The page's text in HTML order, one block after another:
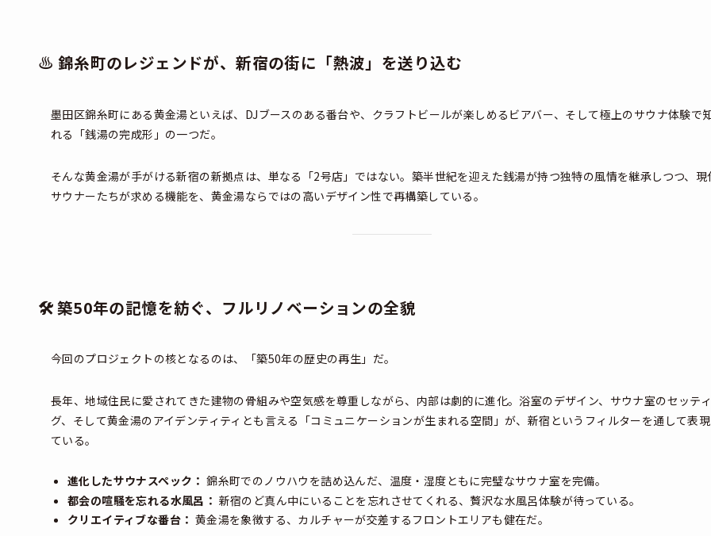
♨️ 錦糸町のレジェンドが、新宿の街に「熱波」を送り込む
墨田区錦糸町にある黄金湯といえば、DJブースのある番台や、クラフトビールが楽しめるビアバー、そして極上のサウナ体験で
れる「銭湯の完成形」の一つだ。
そんな黄金湯が手がける新宿の新拠点は、単なる「2号店」ではない。築半世紀を迎えた銭湯が持つ独特の風情を継承しつつ、現
サウナーたちが求める機能を、黄金湯ならではの高いデザイン性で再構築している。
🛠️ 築50年の記憶を紡ぐ、フルリノベーションの全貌
今回のプロジェクトの核となるのは、「築50年の歴史の再生」だ。
長年、地域住民に愛されてきた建物の骨組みや空気感を尊重しながら、内部は劇的に進化。浴室のデザイン、サウナ室のセッテ
グ、そして黄金湯のアイデンティティとも言える「コミュニケーションが生まれる空間」が、新宿というフィルターを通して表
ている。
進化したサウナスペック： 錦糸町でのノウハウを詰め込んだ、温度・湿度ともに完璧なサウナ室を完備。
都会の喧騒を忘れる水風呂： 新宿のど真ん中にいることを忘れさせてくれる、贅沢な水風呂体験が待っている。
クリエイティブな番台： 黄金湯を象徴する、カルチャーが交差するフロントエリアも健在だ。